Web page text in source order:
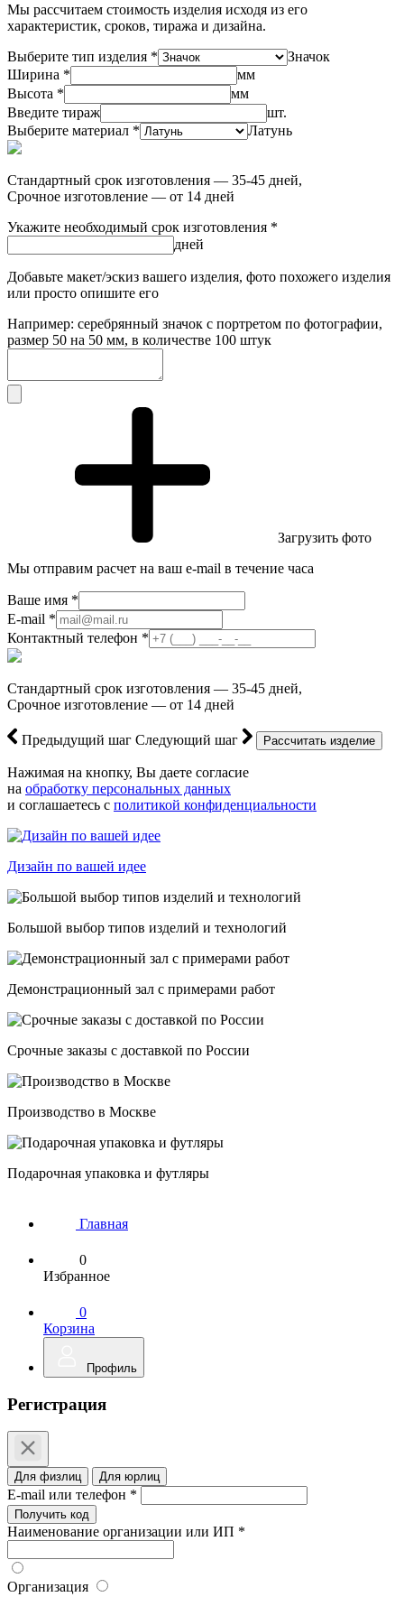
Мы рассчитаем стоимость изделия исходя из его
характеристик, сроков, тиража и дизайна.
Выберите тип изделия *
Значок
Ширина *
мм
Высота *
мм
Введите тираж
шт.
Выберите материал *
Латунь
Стандартный срок изготовления — 35-45 дней,
Срочное изготовление — от 14 дней
Укажите необходимый срок изготовления *
дней
Добавьте макет/эскиз вашего изделия, фото похожего изделия
или просто опишите его
Например: серебрянный значок с портретом по фотографии,
размер 50 на 50 мм, в количестве 100 штук
Загрузить фото
Мы отправим расчет на ваш e-mail в течение часа
Ваше имя *
E-mail *
Контактный телефон *
Стандартный срок изготовления — 35-45 дней,
Срочное изготовление — от 14 дней
Предыдущий шаг Следующий шаг
Нажимая на кнопку, Вы даете согласие
на обработку персональных данных
и соглашаетесь с политикой конфиденциальности
Дизайн по вашей идее
Большой выбор типов изделий и технологий
Демонстрационный зал с примерами работ
Срочные заказы с доставкой по России
Производство в Москве
Подарочная упаковка и футляры
Главная
0
Избранное
0
Корзина
Профиль
Регистрация
Для физлиц Для юрлиц
E-mail или телефон *
Получить код
Наименование организации или ИП *
Организация